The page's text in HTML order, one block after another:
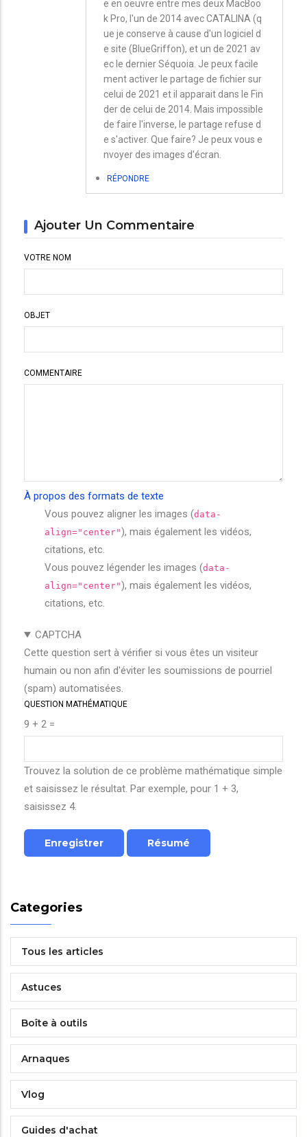
e en oeuvre entre mes deux MacBoo
k Pro, l'un de 2014 avec CATALINA (q
ue je conserve à cause d'un logiciel d
e site (BlueGriffon), et un de 2021 av
ec le dernier Séquoia. Je peux facile
ment activer le partage de fichier sur
celui de 2021 et il apparait dans le Fin
der de celui de 2014. Mais impossible
de faire l'inverse, le partage refuse d
e s'activer. Que faire? Je peux vous e
nvoyer des images d'écran.
RÉPONDRE
Ajouter Un Commentaire
VOTRE NOM
OBJET
COMMENTAIRE
À propos des formats de texte
Vous pouvez aligner les images (data-
align="center"), mais également les vidéos,
citations, etc.
Vous pouvez légender les images (data-
align="center"), mais également les vidéos,
citations, etc.
CAPTCHA
Cette question sert à vérifier si vous êtes un visiteur
humain ou non afin d'éviter les soumissions de pourriel
(spam) automatisées.
QUESTION MATHÉMATIQUE
9 + 2 =
Trouvez la solution de ce problème mathématique simple
et saisissez le résultat. Par exemple, pour 1 + 3,
saisissez 4.
Categories
Tous les articles
Astuces
Boîte à outils
Arnaques
Vlog
Guides d'achat